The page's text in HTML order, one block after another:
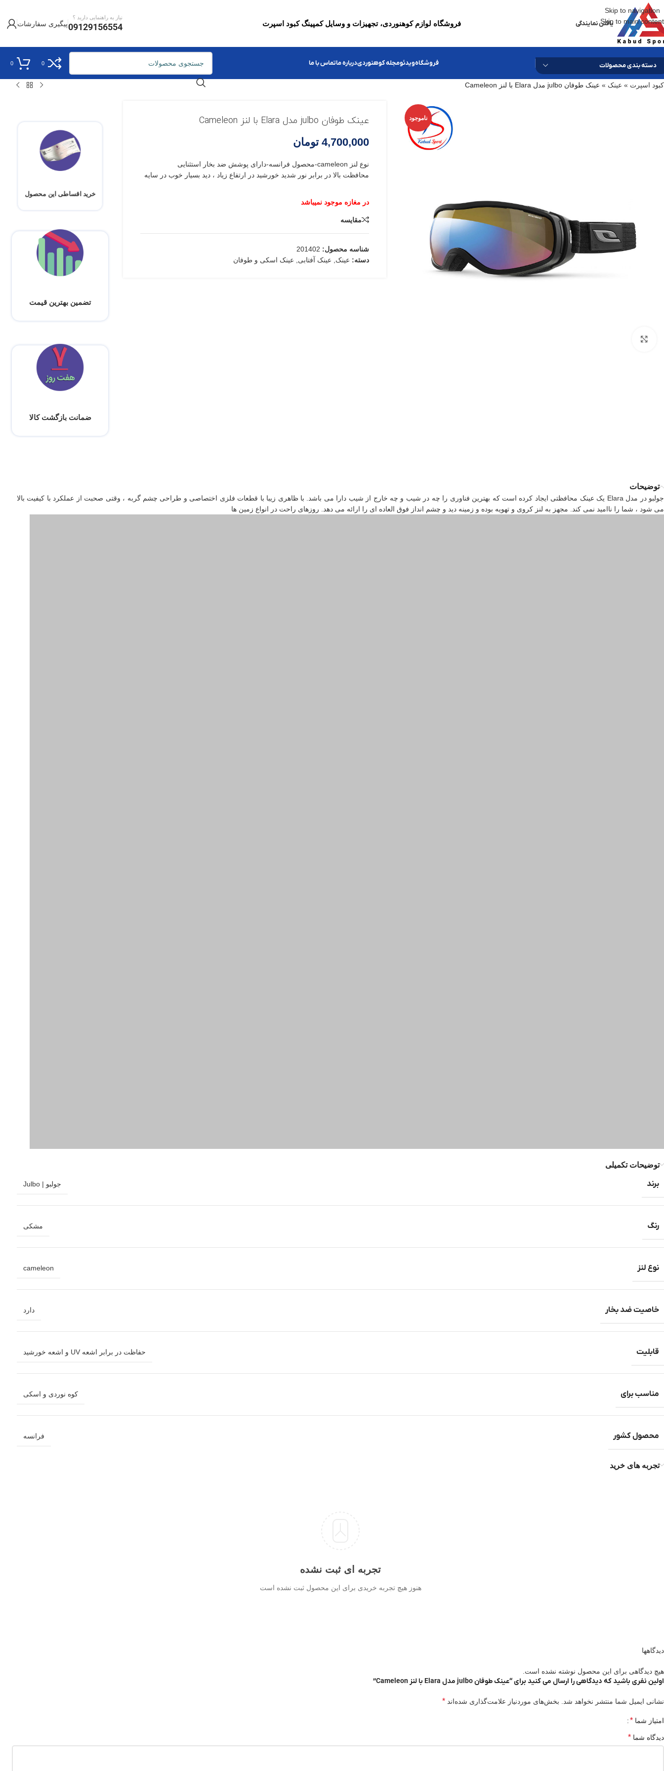
Skip to navigation
Skip to main contentیافتن نمایندگی فروشگاه لوازم کوهنوردی، تجهیزات و وسایل کمپینگ کبود اسپرت
نیاز به راهنمایی دارید ؟
09129156554پیگیری سفارشات
دسته بندی محصولات فروشگاهویدئومجله کوهنوردیدرباره ماتماس با ما 0
0
کبود اسپرت » عینک » عینک طوفان julbo مدل Elara با لنز Cameleon
ناموجود
عینک طوفان julbo مدل Elara با لنز Cameleon
4,700,000 تومان
نوع لنز cameleon-محصول فرانسه-دارای پوشش ضد بخار استثنایی
محافظت بالا در برابر نور شدید خورشید در ارتفاع زیاد ، دید بسیار خوب در سایه
مقایسه
شناسه محصول: 201402
دسته: عینک عینک آفتابی عینک اسکی و طوفان
خرید اقساطی این محصول
تضمین بهترین قیمت
ضمانت بازگشت کالا
توضیحات
جولبو در مدل Elara یک عینک محافظتی ایجاد کرده است که بهترین فناوری را چه در شیب و چه خارج از شیب دارا می باشد. با ظاهری زیبا با قطعات فلزی اختصاصی و طراحی چشم گربه ، وقتی صحبت از عملکرد با کیفیت بالا
می شود ، شما را ناامید نمی کند. مجهز به لنز کروی و تهویه بوده و زمینه دید و چشم انداز فوق العاده ای را ارائه می دهد. روزهای راحت در انواع زمین ها
توضیحات تکمیلی
برند جولبو | Julbo
رنگ مشکی
نوع لنز cameleon
خاصیت ضد بخار دارد
قابلیت حفاظت در برابر اشعه UV و اشعه خورشید
مناسب برای کوه نوردی و اسکی
محصول کشور فرانسه
تجربه های خرید
تجربه ای ثبت نشده
هنوز هیچ تجربه خریدی برای این محصول ثبت نشده است
دیدگاهها
هیچ دیدگاهی برای این محصول نوشته نشده است.
اولین نفری باشید که دیدگاهی را ارسال می کنید برای “عینک طوفان julbo مدل Elara با لنز Cameleon”
نشانی ایمیل شما منتشر نخواهد شد. بخش‌های موردنیاز علامت‌گذاری شده‌اند *
امتیاز شما *
دیدگاه شما *